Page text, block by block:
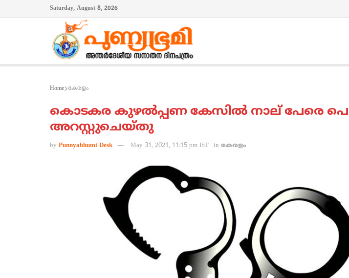
Saturday, August 8, 2026
Home കേരളം
കൊടകര കുഴല്‍പ്പണ കേസില്‍ നാല് പേരെ
അറസ്റ്റുചെയ്തു
by Punnyabhumi Desk May 31, 2021, 11:15 pm IST in കേരളം